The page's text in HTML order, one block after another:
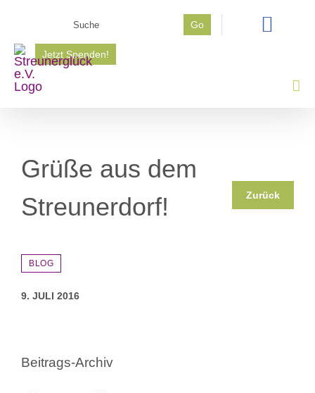
springen
Go
Jetzt Spenden!
Grüße aus dem
Streunerdorf!
Zurück
BLOG
9. JULI 2016
Beitrags-Archiv